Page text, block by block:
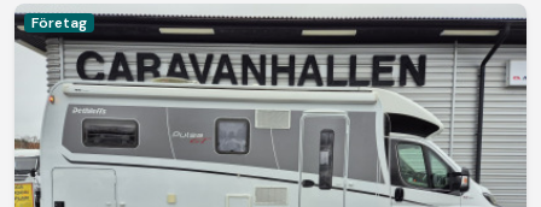
Företag